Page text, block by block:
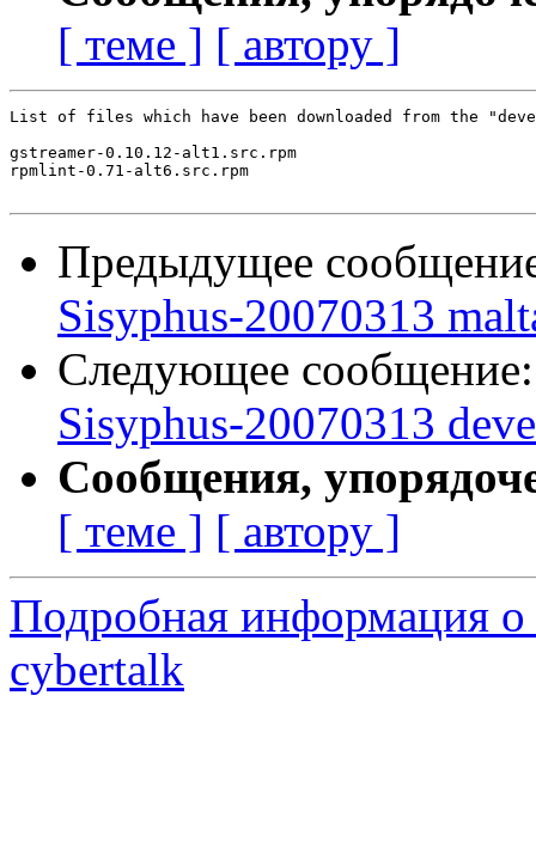
[ теме ] [ автору ]
List of files which have been downloaded from the
gstreamer-0.10.12-alt1.src.rpm
rpmlint-0.71-alt6.src.rpm
Предыдущее
Sisyphus-20070313
Следующее
Sisyphus-20070313
Сообщения,
[ теме ] [ автору ]
Подробная информация о
cybertalk